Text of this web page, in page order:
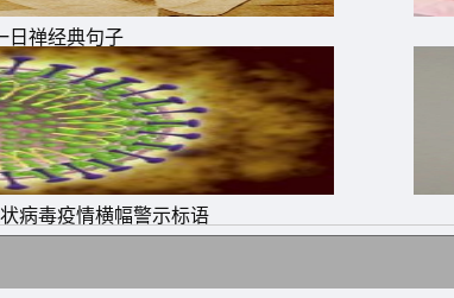
福。
麻哪有不掉烧饼的。
于某一项事业，就一定会做出使自己感到吃惊的
都有，真让人羡慕。一个富人看见一个穷人时
自己生活不满意的穷人或富人。
日禅经典句子
病毒疫情横幅警示标语